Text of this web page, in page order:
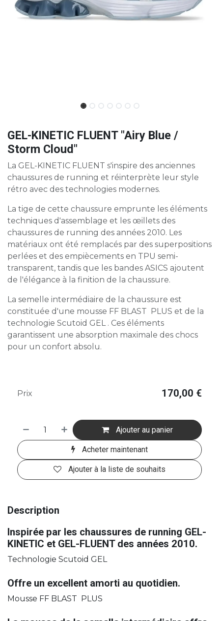
GEL-KINETIC FLUENT "Airy Blue /
Storm Cloud"
La GEL-KINETIC FLUENT s'inspire des anciennes
chaussures de running et réinterprète leur style
rétro avec des technologies modernes.​
La tige de cette chaussure emprunte les éléments
techniques d'assemblage et les œillets des
chaussures de running des années 2010. Les
matériaux ont été remplacés par des superpositions
perlées et des empiècements en TPU semi-
transparent, tandis que les bandes ASICS ajoutent
de l'élégance à la finition de la chaussure.
La semelle intermédiaire de la chaussure est
constituée d'une mousse FF BLAST PLUS et de la
technologie Scutoid GEL . Ces éléments
garantissent une absorption maximale des chocs
pour un confort absolu.​
Ajouter au panier
Acheter maintenant
Ajouter à la liste de souhaits
Prix 170,00 €
Description
Inspirée par les chaussures de running GEL-
KINETIC et GEL-FLUENT des années 2010.
Technologie Scutoid GEL
Offre un excellent amorti au quotidien.
Mousse FF BLAST PLUS